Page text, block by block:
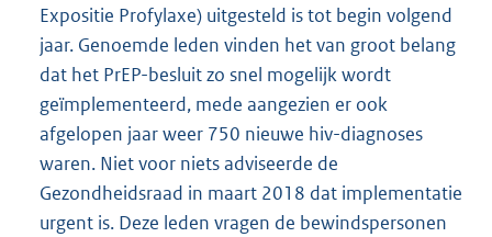
Expositie Profylaxe) uitgesteld is tot begin volgend
jaar. Genoemde leden vinden het van groot belang
dat het PrEP-besluit zo snel mogelijk wordt
geïmplementeerd, mede aangezien er ook
afgelopen jaar weer 750 nieuwe hiv-diagnoses
waren. Niet voor niets adviseerde de
Gezondheidsraad in maart 2018 dat implementatie
urgent is. Deze leden vragen de bewindspersonen